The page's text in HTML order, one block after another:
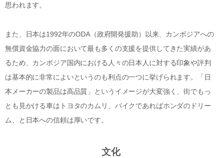
思われます。
また、日本は1992年のODA（政府開発援助）以来、カンボジアへの
無償資金協力の面において最も多くの支援を提供してきた実績があ
るため、カンボジア国内における人々の日本人に対する印象や評判
は基本的に非常によいというのも利点の一つに挙げられます。「日
本メーカーの製品は高品質」というイメージが大変強く、街でもっ
とも見かける車はトヨタのカムリ、バイクであればホンダのドリー
ム、と日本への信頼は厚いです。
文化